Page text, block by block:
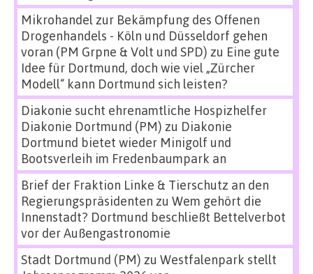
Mikrohandel zur Bekämpfung des Offenen
Drogenhandels - Köln und Düsseldorf gehen
voran (PM Grpne & Volt und SPD) zu Eine gute
Idee für Dortmund, doch wie viel „Zürcher
Modell“ kann Dortmund sich leisten?
Diakonie sucht ehrenamtliche Hospizhelfer
Diakonie Dortmund (PM) zu Diakonie
Dortmund bietet wieder Minigolf und
Bootsverleih im Fredenbaumpark an
Brief der Fraktion Linke & Tierschutz an den
Regierungspräsidenten zu Wem gehört die
Innenstadt? Dortmund beschließt Bettelverbot
vor der Außengastronomie
Stadt Dortmund (PM) zu Westfalenpark stellt